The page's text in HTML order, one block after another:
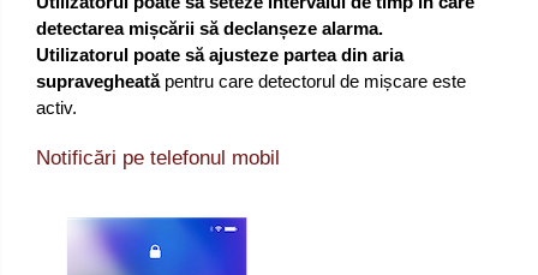
detectarea mișcării să declanșeze alarma.
Utilizatorul poate să ajusteze partea din aria
supravegheată pentru care detectorul de mișcare este
activ.
Notificări pe telefonul mobil